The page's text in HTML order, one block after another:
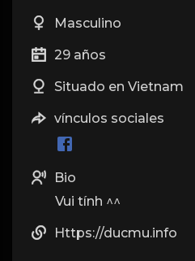
Masculino
29 años
Situado en Vietnam
vínculos sociales
Bio
Vui tính ^^
Https://ducmu.info